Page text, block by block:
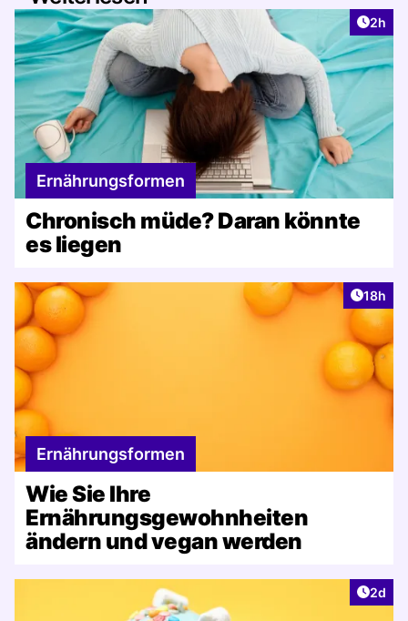
2h
Ernährungsformen
Chronisch müde? Daran könnte
es liegen
Artikel
18h
Ernährungsformen
Wie Sie Ihre
Ernährungsgewohnheiten
ändern und vegan werden
2d